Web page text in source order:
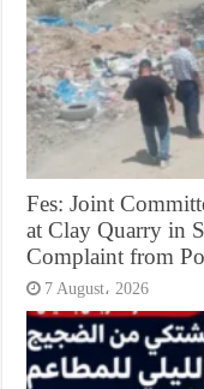
Fes: Joint
at Clay Quarry in
Complaint from
7 August، 2026